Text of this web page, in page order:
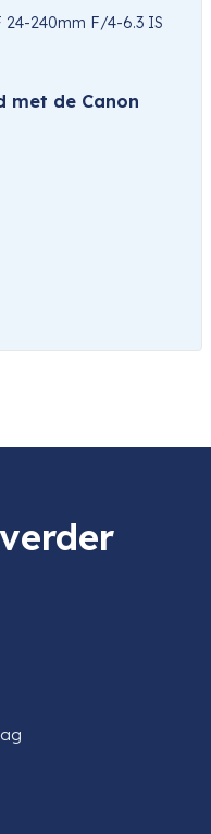
24-240mm F/4-6.3 IS
met de Canon